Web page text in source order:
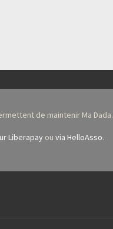
de maintenir Ma Dada.
Liberapayou via HelloAsso.